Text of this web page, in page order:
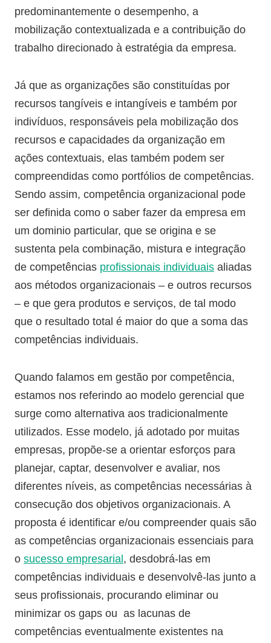
predominantemente o desempenho, a
mobilização contextualizada e a contribuição do
trabalho direcionado à estratégia da empresa.
Já que as organizações são constituídas por
recursos tangíveis e intangíveis e também por
indivíduos, responsáveis pela mobilização dos
recursos e capacidades da organização em
ações contextuais, elas também podem ser
compreendidas como portfólios de competências.
Sendo assim, competência organizacional pode
ser definida como o saber fazer da empresa em
um dominio particular, que se origina e se
sustenta pela combinação, mistura e integração
de competências profissionais individuais aliadas
aos métodos organizacionais – e outros recursos
– e que gera produtos e serviços, de tal modo
que o resultado total é maior do que a soma das
competências individuais.
Quando falamos em gestão por competência,
estamos nos referindo ao modelo gerencial que
surge como alternativa aos tradicionalmente
utilizados. Esse modelo, já adotado por muitas
empresas, propõe-se a orientar esforços para
planejar, captar, desenvolver e avaliar, nos
diferentes níveis, as competências necessárias à
consecução dos objetivos organizacionais. A
proposta é identificar e/ou compreender quais são
as competências organizacionais essenciais para
o sucesso empresarial , desdobrá-las em
competências individuais e desenvolvê-las junto a
seus profissionais, procurando eliminar ou
minimizar os gaps ou as lacunas de
competências eventualmente existentes na